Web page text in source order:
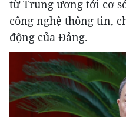
từ Trung ương tới cơ
công nghệ thông tin,
động của Đảng.